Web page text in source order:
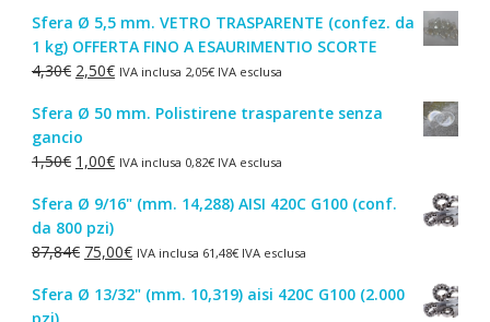
originale
era:
44,52€.
attuale
è:
38,00€.
Sfera Ø 5,5 mm. VETRO TRASPARENTE (confez. da
1 kg) OFFERTA FINO A ESAURIMENTIO SCORTE
4,30€ Il
originale
era:
4,30€.
2,50€Il
attuale
2,50€.
IVA inclusa 2,05€IVA esclusa
Sfera Ø 50 mm. Polistirene trasparente senza
gancio
1,50€ Il
originale
era:
1,50€.
1,00€Il
attuale
è:
1,00€.
IVA inclusa 0,82€IVA esclusa
Sfera Ø 9/16" (mm. 14,288) AISI 420C G100 (conf.
da 800 pzi)
87,84€ Il
originale
75,00€Il
attuale
IVA inclusa 61,48€IVA esclusa
Sfera Ø 13/32" (mm. 10,319) aisi 420C G100 (2.000
pzi)